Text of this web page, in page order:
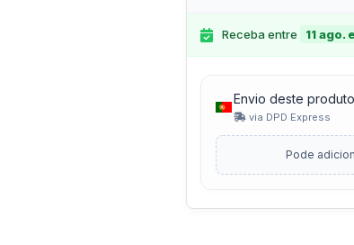
Receba entre 11 ago.
Envio deste
via DPD Express
Pode